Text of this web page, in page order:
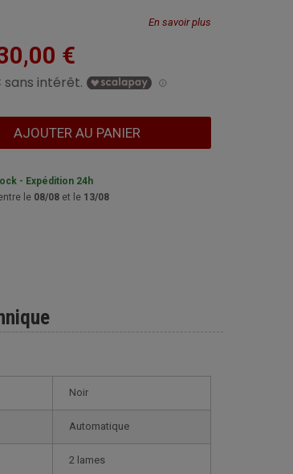
En savoir plus
€
AJOUTER AU PANIER
- Expédition 24h
le 08/08 et le 13/08
Noir
Automatique
2 lames